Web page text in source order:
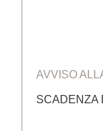
AVVISO
SCADENZA